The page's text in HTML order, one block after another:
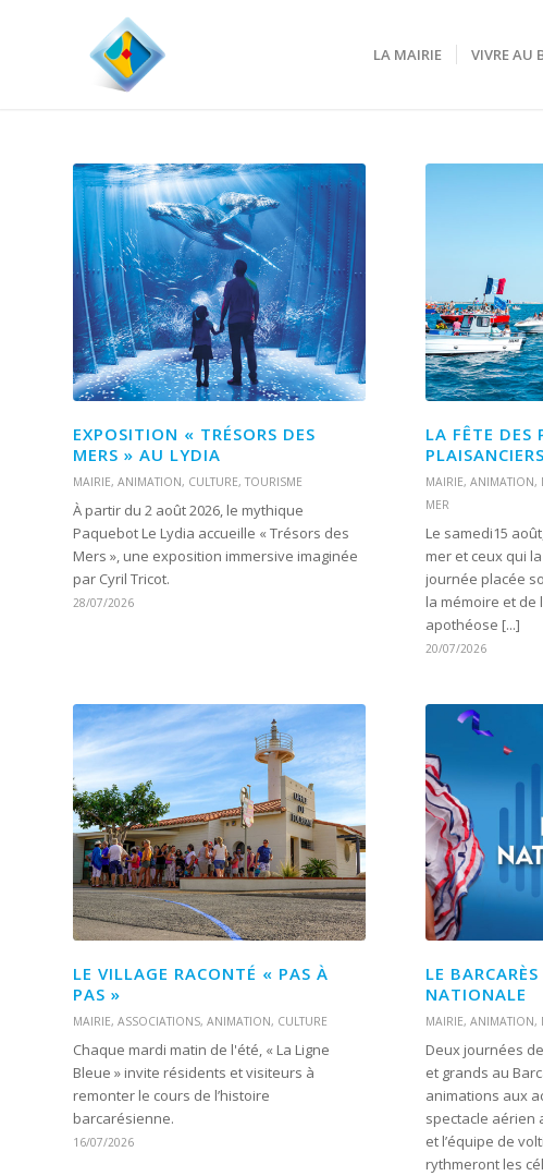
LA MAIRIE VIVRE AU
EXPOSITION « TRÉSORS DES
MERS » AU LYDIA
MAIRIE, ANIMATION, CULTURE, TOURISME
À partir du 2 août 2026, le mythique
Paquebot Le Lydia accueille « Trésors des
Mers », une exposition immersive imaginée
par Cyril Tricot.
28/07/2026
LA FÊTE DES
MAIRIE,ANIMATION,
MER
Le samedi15
mer et ceux qui
journée placée
la mémoire et de
apothéose [...]
20/07/2026
LE VILLAGE RACONTÉ « PAS À
PAS »
MAIRIE, ASSOCIATIONS, ANIMATION, CULTURE
Chaque mardi matin de l'été, « La Ligne
Bleue » invite résidents et visiteurs à
remonter le cours de l’histoire
barcarésienne.
16/07/2026
LE
NATIONALE
MAIRIE,ANIMATION,
Deux journées
et grands au
animations aux
spectacle aérien
et l’équipe de
rythmeront les